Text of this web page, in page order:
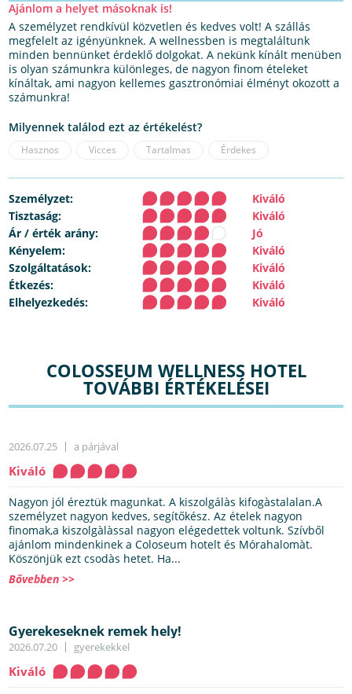
Ajánlom a helyet másoknak is!
A személyzet rendkívül közvetlen és kedves volt! A szállás
megfelelt az igényünknek. A wellnessben is megtaláltunk
minden bennünket érdeklő dolgokat. A nekünk kínált menüben
is olyan számunkra különleges, de nagyon finom ételeket
kínáltak, ami nagyon kellemes gasztronómiai élményt okozott a
számunkra!
Milyennek találod ezt az értékelést?
Hasznos Vicces Tartalmas Érdekes
Személyzet:
Kiváló
Tisztaság:
Kiváló
Ár / érték arány:
Jó
Kényelem:
Kiváló
Szolgáltatások:
Kiváló
Étkezés:
Kiváló
Elhelyezkedés:
Kiváló
COLOSSEUM WELLNESS HOTEL
TOVÁBBI ÉRTÉKELÉSEI
2026.07.25 a párjával
Kiváló
Nagyon jól éreztük magunkat. A kiszolgálàs kifogàstalalan.A
személyzet nagyon kedves, segítőkész. Az ételek nagyon
finomak,a kiszolgàlàssal nagyon elégedettek voltunk. Szívből
ajánlom mindenkinek a Coloseum hotelt és Mórahalomàt.
Köszönjük ezt csodàs hetet. Ha...
Bővebben >>
Gyerekeseknek remek hely!
2026.07.20 gyerekekkel
Kiváló